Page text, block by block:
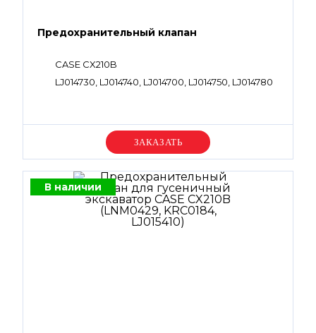
Предохранительный клапан
CASE CX210B
LJ014730, LJ014740, LJ014700, LJ014750, LJ014780
Уточняйте цену
В наличии